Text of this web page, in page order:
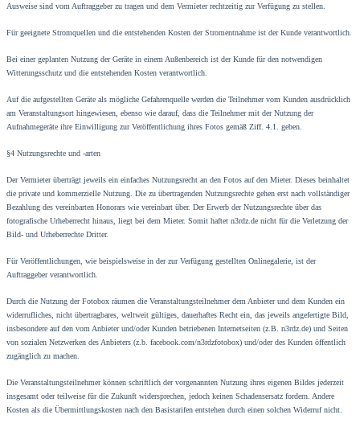
Ausweise sind vom Auftraggeber zu tragen und dem Vermieter rechtzeitig zur Verfügung zu stellen.
Für geeignete Stromquellen und die entstehenden Kosten der Stromentnahme ist der Kunde verantwortlich.
Bei einer geplanten Nutzung der Geräte in einem Außenbereich ist der Kunde für den notwendigen
Witterungsschutz und die entstehenden Kosten verantwortlich.
Auf die aufgestellten Geräte als mögliche Gefahrenquelle werden die Teilnehmer vom Kunden ausdrücklich
am Veranstaltungsort hingewiesen, ebenso wie darauf, dass die Teilnehmer mit der Nutzung der
Aufnahmegeräte ihre Einwilligung zur Veröffentlichung ihres Fotos gemäß Ziff. 4.1. geben.
§4 Nutzungsrechte und -arten
Der Vermieter überträgt jeweils ein einfaches Nutzungsrecht an den Fotos auf den Mieter. Dieses beinhaltet
die private und kommerzielle Nutzung. Die zu übertragenden Nutzungsrechte gehen erst nach vollständiger
Bezahlung des vereinbarten Honorars wie vereinbart über. Der Erwerb der Nutzungsrechte über das
fotografische Urheberrecht hinaus, liegt bei dem Mieter. Somit haftet n3rdz.de nicht für die Verletzung der
Bild- und Urheberrechte Dritter.
Für Veröffentlichungen, wie beispielsweise in der zur Verfügung gestellten Onlinegalerie, ist der
Auftraggeber verantwortlich.
Durch die Nutzung der Fotobox räumen die Veranstaltungsteilnehmer dem Anbieter und dem Kunden ein
widerrufliches, nicht übertragbares, weltweit gültiges, dauerhaftes Recht ein, das jeweils angefertigte Bild,
insbesondere auf den vom Anbieter und/oder Kunden betriebenen Internetseiten (z.B. n3rdz.de) und Seiten
von sozialen Netzwerken des Anbieters (z.b. facebook.com/n3rdzfotobox) und/oder des Kunden öffentlich
zugänglich zu machen.
Die Veranstaltungsteilnehmer können schriftlich der vorgenannten Nutzung ihres eigenen Bildes jederzeit
insgesamt oder teilweise für die Zukunft widersprechen, jedoch keinen Schadensersatz fordern. Andere
Kosten als die Übermittlungskosten nach den Basistarifen entstehen durch einen solchen Widerruf nicht.